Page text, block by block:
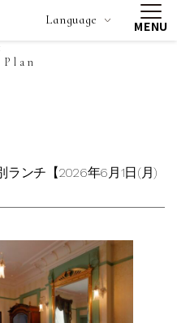
Language
MENU
ンチ【2026年6月1日(月)